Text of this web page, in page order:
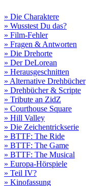
» Die Charaktere
» Wusstest Du das?
» Film-Fehler
» Fragen & Antworten
» Die Drehorte
» Der DeLorean
» Herausgeschnitten
» Alternative Drehbücher
» Drehbücher & Scripte
» Tribute an ZidZ
» Courthouse Square
» Hill Valley
» Die Zeichentrickserie
» BTTF: The Ride
» BTTF: The Game
» BTTF: The Musical
» Europa-Hörspiele
» Teil IV?
» Kinofassung